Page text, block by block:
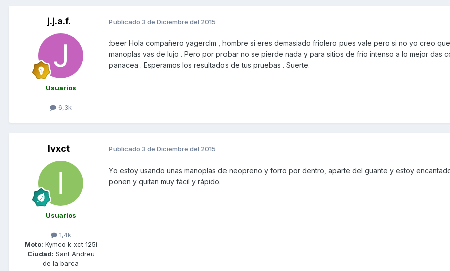
j.j.a.f.
Usuarios
6,3k
Publicado 3 de Diciembre del 2015
:beer Hola compañero yagerclm , hombre si eres demasiado friolero pues vale pero si no yo creo
manoplas vas de lujo . Pero por probar no se pierde nada y para sitios de frío intenso a lo mejor das
panacea . Esperamos los resultados de tus pruebas . Suerte.
Ivxct
Usuarios
1,4k
Moto: Kymco k-xct 125i
Ciudad: Sant Andreu
de la barca
Publicado 3 de Diciembre del 2015
Yo estoy usando unas manoplas de neopreno y forro por dentro, aparte del guante y estoy
ponen y quitan muy fácil y rápido.